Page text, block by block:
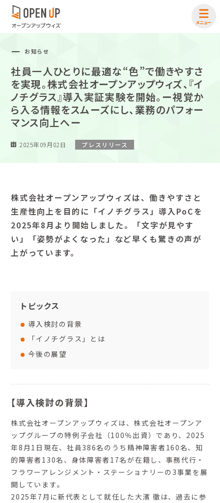
お知らせ
社員一人ひとりに最適な“色”で働きやすさ
を実現。株式会社オープンアップウィズ、『イ
ノチグラス』導入実証実験を開始。ー視覚か
ら入る情報をスムーズにし、業務のパフォー
マンス向上へー
2025年09月02日 プレスリリース
株式会社オープンアップウィズは、働きやすさと
生産性向上を目的に「イノチグラス」導入PoCを
2025年8月より開始しました。「文字が見やす
い」「姿勢がよくなった」など早くも驚きの声が
上がっています。
トピックス
導入検討の背景
「イノチグラス」とは
今後の展望
【導入検討の背景】
株式会社オープンアップウィズは、株式会社オープンア
ップグループの特例子会社（100％出資）であり、2025
年8月1日現在、社員386名のうち精神障害者160名、知
的障害者130名、身体障害者17名が在籍し、事務代行‧
フラワーアレンジメント‧ステーショナリーの3事業を展
開しています。
2025年7月に新代表として就任した大濱 徹は、過去に参